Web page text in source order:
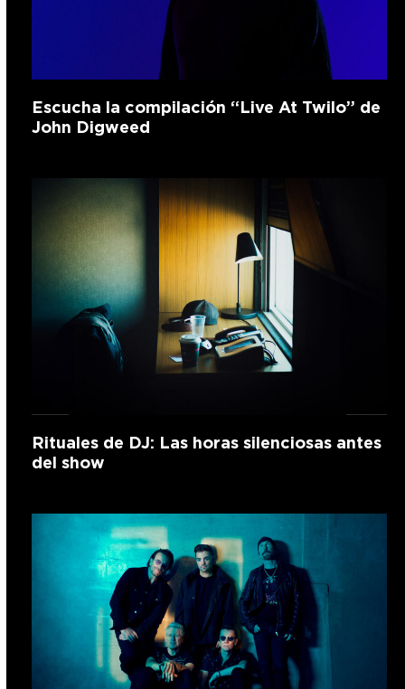
Escucha la compilación “Live At Twilo” de
John Digweed
Rituales de DJ: Las horas silenciosas antes
del show